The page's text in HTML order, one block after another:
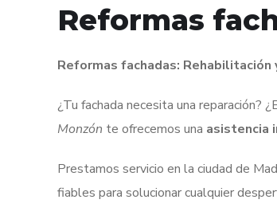
Reformas
Reformas fachadas:
¿Tu fachada necesita una reparación?
Monzón te ofrecemos una asistencia
Prestamos servicio en la ciudad de
fiables para solucionar cualquier